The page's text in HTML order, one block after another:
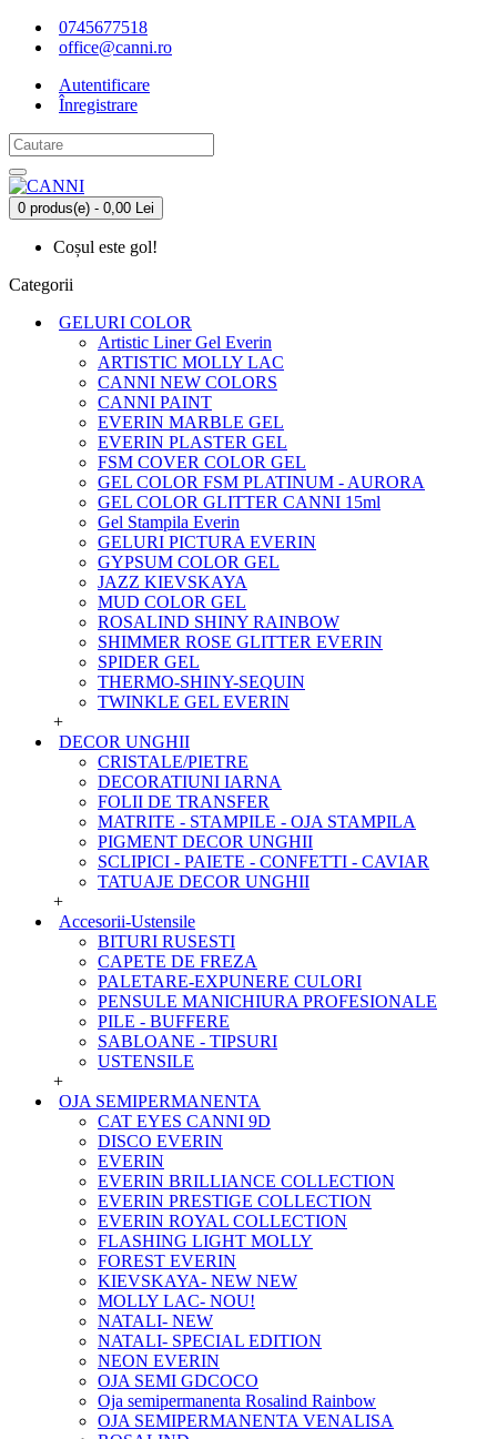
0745677518
office@canni.ro
Autentificare
Înregistrare
0 produs(e) - 0,00 Lei
Coșul este gol!
Categorii
GELURI COLOR
Artistic Liner Gel Everin
ARTISTIC MOLLY LAC
CANNI NEW COLORS
CANNI PAINT
EVERIN MARBLE GEL
EVERIN PLASTER GEL
FSM COVER COLOR GEL
GEL COLOR FSM PLATINUM - AURORA
GEL COLOR GLITTER CANNI 15ml
Gel Stampila Everin
GELURI PICTURA EVERIN
GYPSUM COLOR GEL
JAZZ KIEVSKAYA
MUD COLOR GEL
ROSALIND SHINY RAINBOW
SHIMMER ROSE GLITTER EVERIN
SPIDER GEL
THERMO-SHINY-SEQUIN
TWINKLE GEL EVERIN
+
DECOR UNGHII
CRISTALE/PIETRE
DECORATIUNI IARNA
FOLII DE TRANSFER
MATRITE - STAMPILE - OJA STAMPILA
PIGMENT DECOR UNGHII
SCLIPICI - PAIETE - CONFETTI - CAVIAR
TATUAJE DECOR UNGHII
+
Accesorii-Ustensile
BITURI RUSESTI
CAPETE DE FREZA
PALETARE-EXPUNERE CULORI
PENSULE MANICHIURA PROFESIONALE
PILE - BUFFERE
SABLOANE - TIPSURI
USTENSILE
+
OJA SEMIPERMANENTA
CAT EYES CANNI 9D
DISCO EVERIN
EVERIN
EVERIN BRILLIANCE COLLECTION
EVERIN PRESTIGE COLLECTION
EVERIN ROYAL COLLECTION
FLASHING LIGHT MOLLY
FOREST EVERIN
KIEVSKAYA- NEW NEW
MOLLY LAC- NOU!
NATALI- NEW
NATALI- SPECIAL EDITION
NEON EVERIN
OJA SEMI GDCOCO
Oja semipermanenta Rosalind Rainbow
OJA SEMIPERMANENTA VENALISA